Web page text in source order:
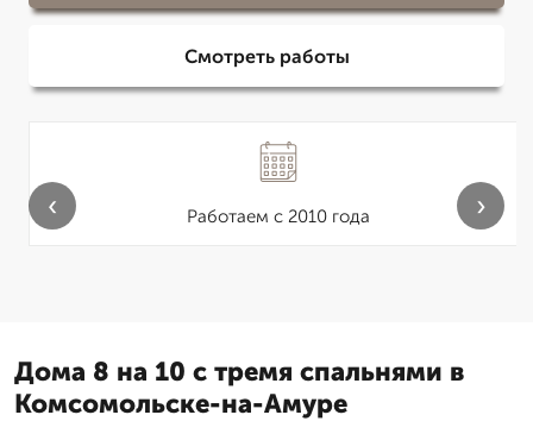
Смотреть работы
Работаем с 2010 года
‹ ›
Дома 8 на 10 с тремя спальнями в
Комсомольске-на-Амуре